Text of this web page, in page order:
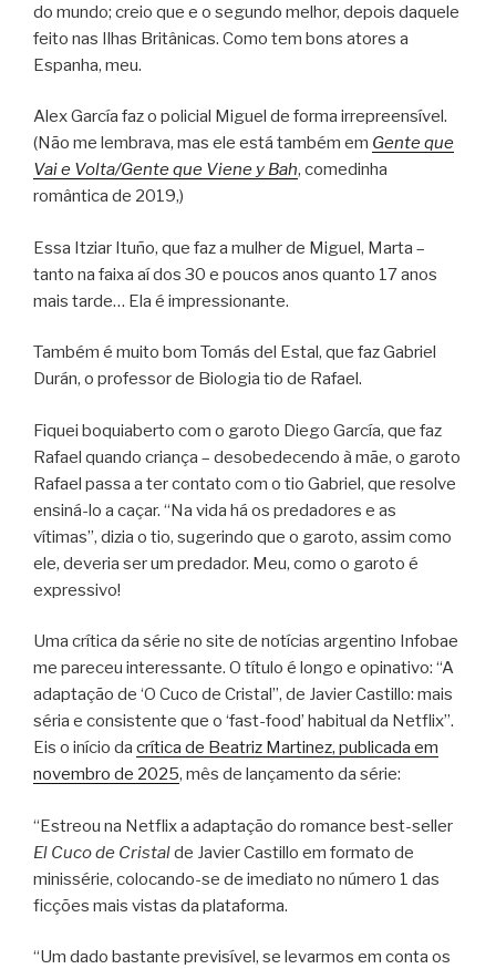
do mundo; creio que e o segundo melhor, depois daquele
feito nas Ilhas Britânicas. Como tem bons atores a
Espanha, meu.
Alex García faz o policial Miguel de forma irrepreensível.
(Não me lembrava, mas ele está também em Gente que
Vai e Volta/Gente que Viene y Bah, comedinha
romântica de 2019,)
Essa Itziar Ituño, que faz a mulher de Miguel, Marta –
tanto na faixa aí dos 30 e poucos anos quanto 17 anos
mais tarde… Ela é impressionante.
Também é muito bom Tomás del Estal, que faz Gabriel
Durán, o professor de Biologia tio de Rafael.
Fiquei boquiaberto com o garoto Diego García, que faz
Rafael quando criança – desobedecendo à mãe, o garoto
Rafael passa a ter contato com o tio Gabriel, que resolve
ensiná-lo a caçar. “Na vida há os predadores e as
vítimas”, dizia o tio, sugerindo que o garoto, assim como
ele, deveria ser um predador. Meu, como o garoto é
expressivo!
Uma crítica da série no site de notícias argentino Infobae
me pareceu interessante. O título é longo e opinativo: “A
adaptação de ‘O Cuco de Cristal”, de Javier Castillo: mais
séria e consistente que o ‘fast-food’ habitual da Netflix”.
Eis o início da crítica de Beatriz Martinez, publicada em
novembro de 2025, mês de lançamento da série:
“Estreou na Netflix a adaptação do romance best-seller
El Cuco de Cristalde Javier Castillo em formato de
minissérie, colocando-se de imediato no número 1 das
ficções mais vistas da plataforma.
“Um dado bastante previsível, se levarmos em conta os